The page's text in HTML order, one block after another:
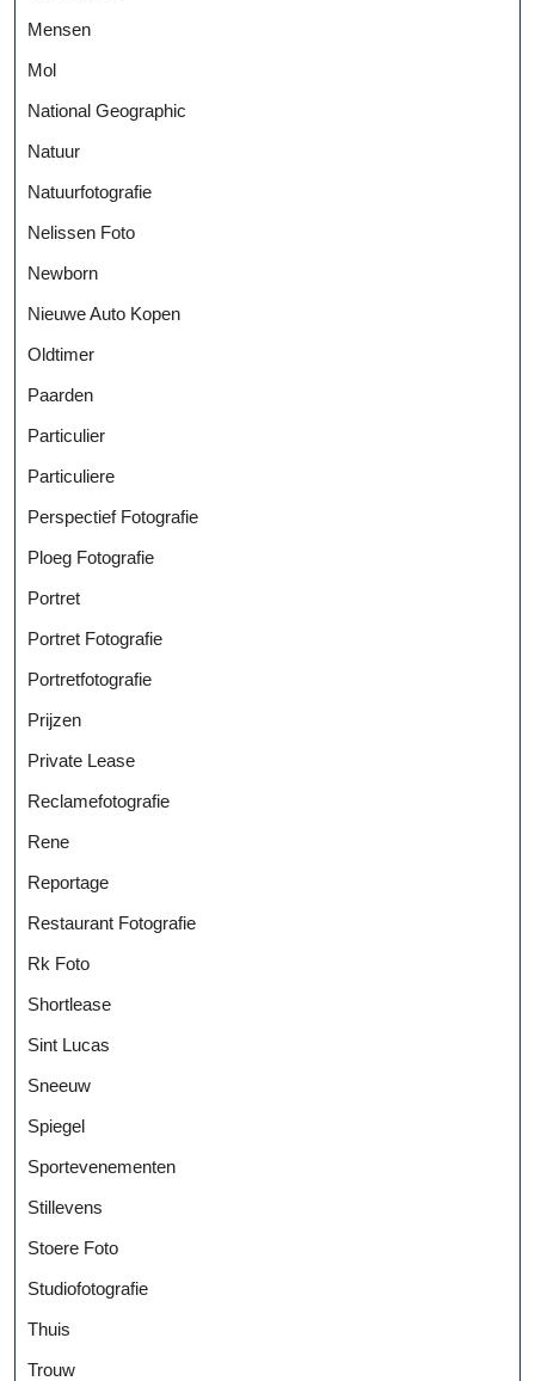
Mensen
Mol
National Geographic
Natuur
Natuurfotografie
Nelissen Foto
Newborn
Nieuwe Auto Kopen
Oldtimer
Paarden
Particulier
Particuliere
Perspectief Fotografie
Ploeg Fotografie
Portret
Portret Fotografie
Portretfotografie
Prijzen
Private Lease
Reclamefotografie
Rene
Reportage
Restaurant Fotografie
Rk Foto
Shortlease
Sint Lucas
Sneeuw
Spiegel
Sportevenementen
Stillevens
Stoere Foto
Studiofotografie
Thuis
Trouw